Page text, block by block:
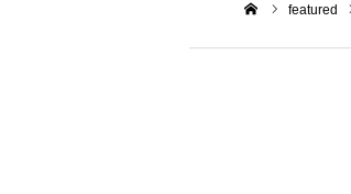
featured